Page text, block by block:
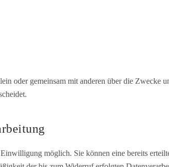
oder gemeinsam mit anderen über die Zwecke
möglich. Sie können eine bereits